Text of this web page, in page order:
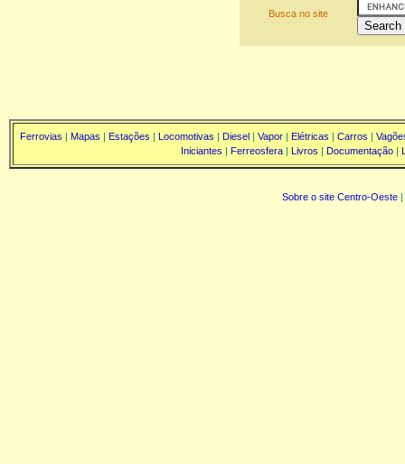
Busca no site
Ferrovias | Mapas | Estações | Locomotivas | Diesel | Vapor | Elétricas | Carros |
Iniciantes | Ferreosfera| Livros | Documentação|
Sobre o site Centro-Oeste|